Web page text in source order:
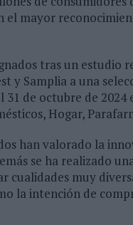
el mayor
tras un estudio
y Samplia a una
de octubre de
Hogar,
han valorado la
se ha realizado
cualidades muy
la intención de